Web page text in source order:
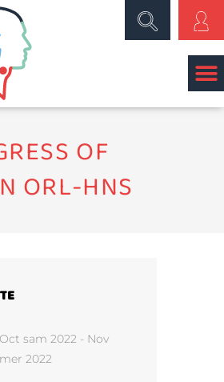
d’outils
OF
ORL-HNS
Oct sam 2022 - Nov
mer 2022